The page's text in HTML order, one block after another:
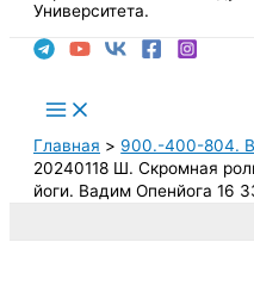
Университета.
Main
Menu
Главная
900.-400-804.
20240118 Ш. Скромная
йоги. Вадим Опенйога 16